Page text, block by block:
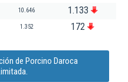
10.646 1.133
1.352 172
de Porcino Daroca